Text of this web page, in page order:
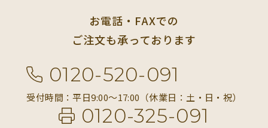
お電話・FAXでの
ご注文も承っております
0120-520-091
受付時間：平日9:00〜17:00（休業日：土・日・祝）
0120-325-091